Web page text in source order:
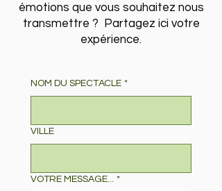
émotions que vous souhaitez nous
transmettre ? Partagez ici votre
expérience.
NOM DU SPECTACLE *
VILLE
VOTRE MESSAGE... *